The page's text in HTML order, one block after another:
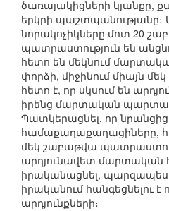
ծառայակիցների կյանքը,
երկրի պաշտպանությանը։
նորակոչիկները մոտ 20
պատրաստություն են
հետո են մեկնում
փորձի, միջինում միայն
հետո է, որ սկսում են
իրենց մարտական
Պատկերացնել, որ
համաքաղաքաղացիները,
մեկ շաբաթվա
արդյունավետ մարտական
իրականացնել, պարզապես
իրականում հանգեցնելու
արդյունքների։